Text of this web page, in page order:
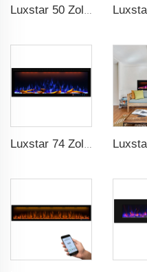
Luxstar 50 Zoll dekorative Kamine mit LCD-Smart-Fernbedienung